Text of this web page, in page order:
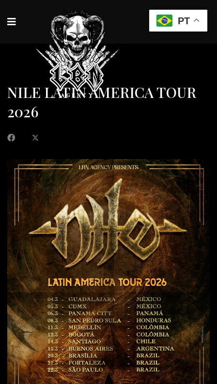
NILE LATIN AMERICA TOUR
2026
PT